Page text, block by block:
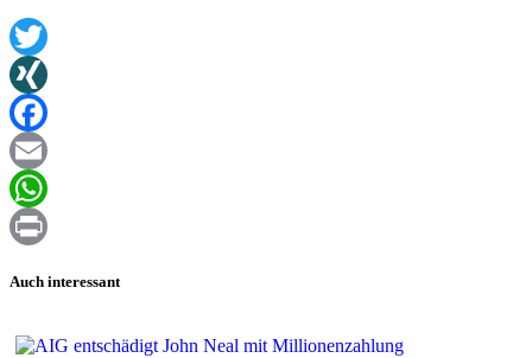
Twitter
XING
Facebook
Email
WhatsApp
Auch interessant